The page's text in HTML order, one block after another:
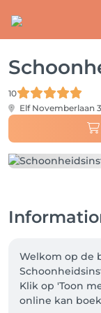
10
Elf Novemberlaan
Welkom op de
Klik op 'Toon
online kan